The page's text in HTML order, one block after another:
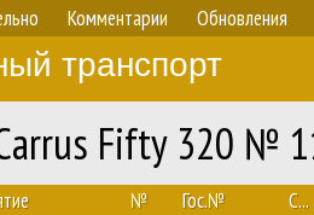
Комментарии Обновления
транспорт
Fifty 320 №
№ Гос.№ С...